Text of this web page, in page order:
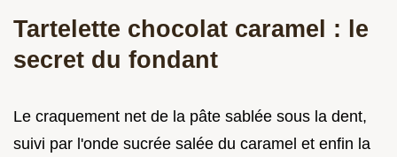
Tartelette chocolat caramel : le
secret du fondant
Le craquement net de la pâte sablée sous la dent,
suivi par l'onde sucrée salée du caramel et enfin la